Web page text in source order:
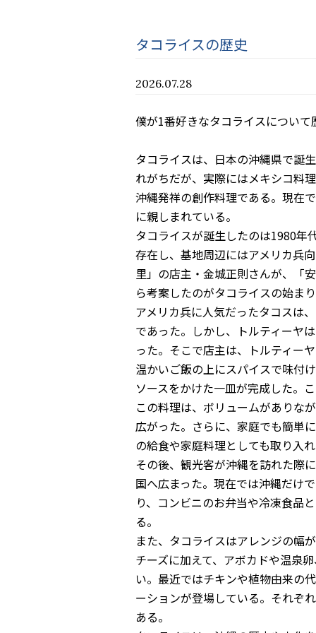
タコライスの歴史
2026.07.28
僕が1番好きなタコライスについて
タコライスは、日本の沖縄県で誕
れがちだが、 実際にはメキシコ料
沖縄発祥の創作料理である。 現在
に親しまれている。
タコライスが誕生したのは1980年
存在し、 基地周辺にはアメリカ兵
里」の店主・金城正則さんが、「
ら考案したのがタコライスの始ま
アメリカ兵に人気だったタコスは、
であった。しかし、
トルティーヤ
った。そこで店主は、
トルティー
温かいご飯の上にスパイスで味付
ソースをかけた一皿が完成した。
この料理は、ボリュームがありな
広がった。さらに、 家庭でも簡単
の給食や家庭料理としても取り入
その後、観光客が沖縄を訪れた際
国へ広まった。 現在では沖縄だけ
り、 コンビニのお弁当や冷凍食品
る。
また、タコライスはアレンジの幅
チーズに加えて、 アボカドや温泉
い。 最近ではチキンや植物由来の
ーションが登場している。 それぞ
ある。